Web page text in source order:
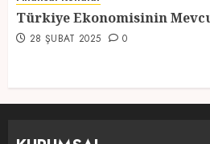
Türkiye Ekonomisinin
28 ŞUBAT 2025 0